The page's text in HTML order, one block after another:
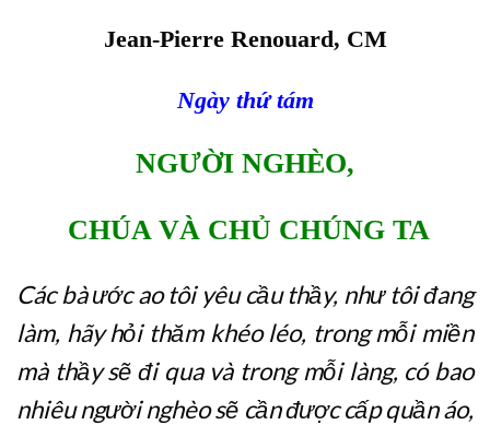
Jean-Pierre Renouard, CM
Ngày thứ tám
NGƯỜI NGHÈO,
CHÚA VÀ CHỦ CHÚNG TA
Các bà ước ao tôi yêu cầu thầy, như tôi đang
làm, hãy hỏi thăm khéo léo, trong mỗi miền
mà thầy sẽ đi qua và trong mỗi làng, có bao
nhiêu người nghèo sẽ cần được cấp quần áo,